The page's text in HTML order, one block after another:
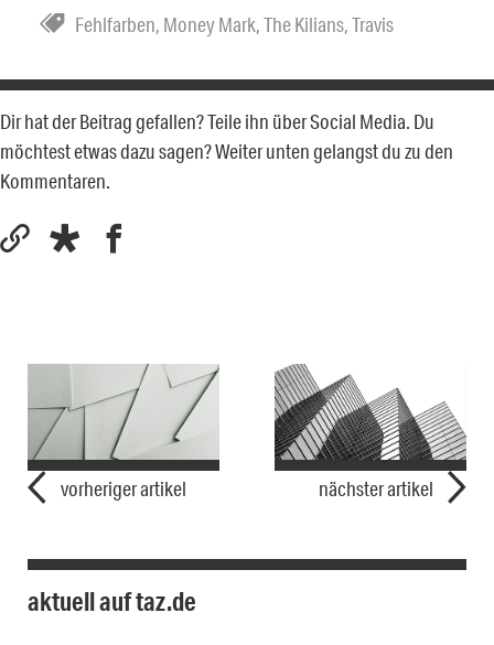
Fehlfarben, Money Mark,The Kilians,Travis
Dir hat der Beitrag gefallen? Teile ihn über Social Media. Du
möchtest etwas dazu sagen? Weiter unten gelangst du zu den
Kommentaren.
vorheriger artikel nächster artikel
aktuell auf taz.de